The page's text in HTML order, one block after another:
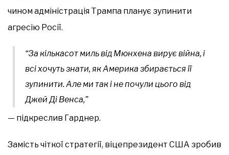
чином адміністрація Трампа планує зупинити
агресію Росії.
“За кількасот миль від Мюнхена вирує війна, і
всі хочуть знати, як Америка збирається її
зупинити. Але ми так і не почули цього від
Джей Ді Венса,”
— підкреслив Гарднер.
Замість чіткої стратегії, віцепрезидент США зробив